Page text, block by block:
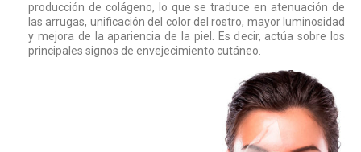
producción de colágeno, lo que se traduce en atenuación de
las arrugas, unificación del color del rostro, mayor luminosidad
y mejora de la apariencia de la piel. Es decir, actúa sobre los
principales signos de envejecimiento cutáneo.